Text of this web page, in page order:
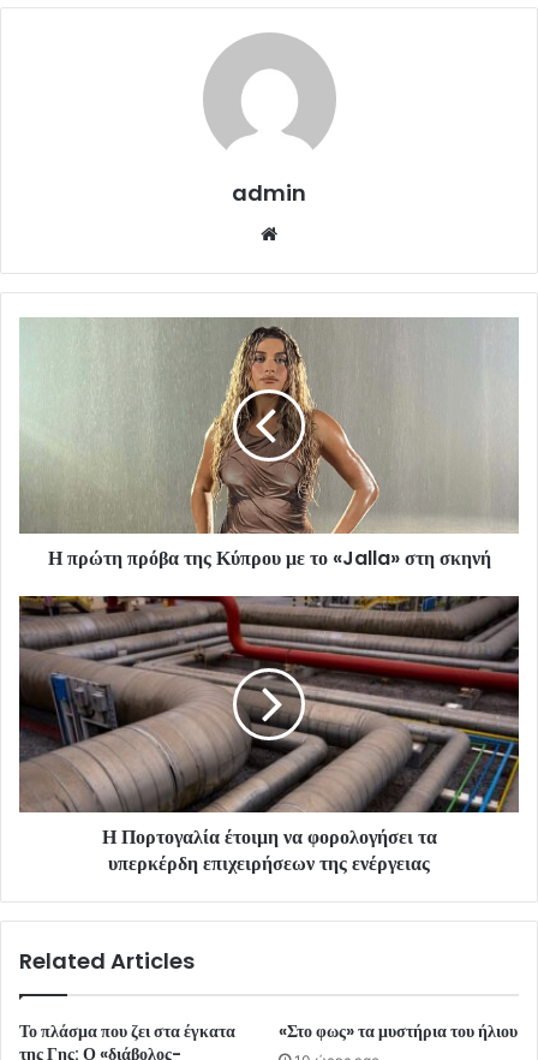
admin
Η πρώτη πρόβα της Κύπρου με το «Jalla» στη σκηνή
Η Πορτογαλία έτοιμη να φορολογήσει τα
υπερκέρδη επιχειρήσεων της ενέργειας
Related Articles
Το πλάσμα που ζει στα έγκατα
της Γης: Ο «διάβολος-
«Στο φως» τα μυστήρια του ήλιου